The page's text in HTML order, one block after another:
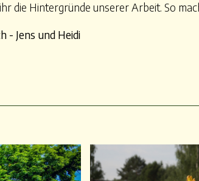
die Hintergründe unserer Arbeit. So
- Jens und Heidi